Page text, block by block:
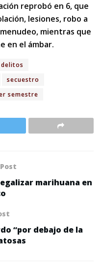
reprobó en 6, que
lesiones, robo a
mientras que
en el ámbar.
delitos
secuestro
semestre
marihuana en
“por debajo de la